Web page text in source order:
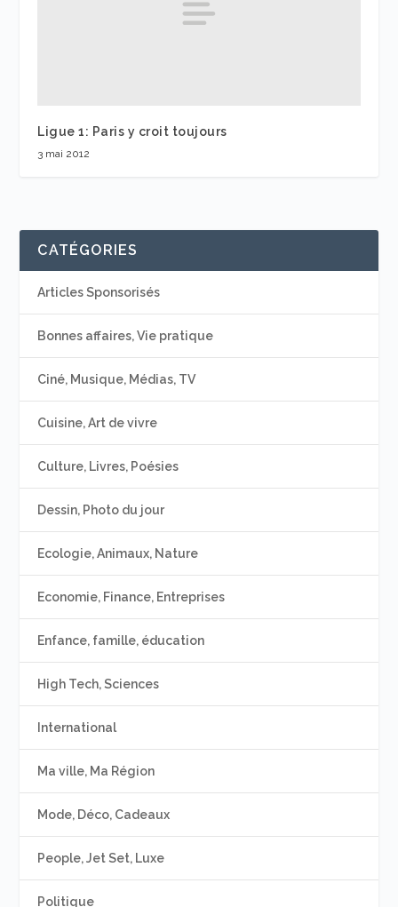
Ligue 1: Paris y croit toujours
3 mai 2012
CATÉGORIES
Articles Sponsorisés
Bonnes affaires, Vie pratique
Ciné, Musique, Médias, TV
Cuisine, Art de vivre
Culture, Livres, Poésies
Dessin, Photo du jour
Ecologie, Animaux, Nature
Economie, Finance, Entreprises
Enfance, famille, éducation
High Tech, Sciences
International
Ma ville, Ma Région
Mode, Déco, Cadeaux
People, Jet Set, Luxe
Politique